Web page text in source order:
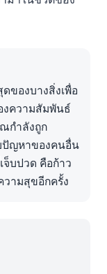
ของบางสิ่งเพื่อ
งความสัมพันธ์
กำลังถูก
ปัญหาของคนอื่น
จ็บปวด คือก้าว
วามสุขอีกครั้ง